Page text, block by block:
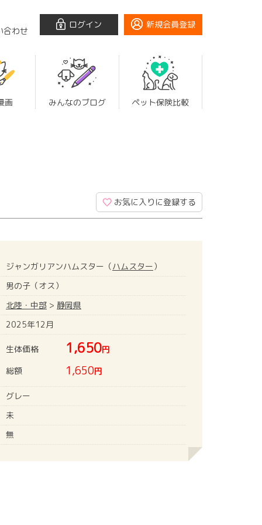
合わせ
ログイン 新規会員登録
画 みんなのブログ ペット保険比較
お気に入りに登録する
ジャンガリアンハムスター（ハムスター）
男の子（オス）
北陸・中部 > 静岡県
2025年12月
生体価格 1,650円
総額
1,650円
グレー
未
無